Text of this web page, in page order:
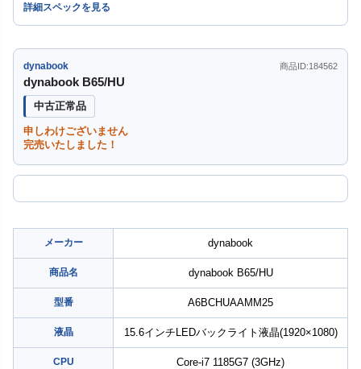
詳細スペックを見る
dynabook 商品ID:184562
dynabook B65/HU
中古正常品
申しわけございません
完売いたしました！
メーカー dynabook
商品名 dynabook B65/HU
型番 A6BCHUAAMM25
液晶 15.6インチLEDバックライト液晶(1920×1080)
CPU Core-i7 1185G7 (3GHz)